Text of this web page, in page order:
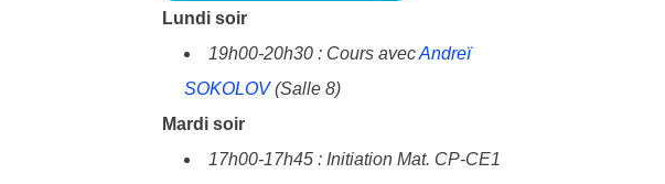
Lundi soir
19h00-20h30 : Cours avecAndreï
SOKOLOV(Salle 8)
Mardi soir
17h00-17h45 : Initiation Mat. CP-CE1